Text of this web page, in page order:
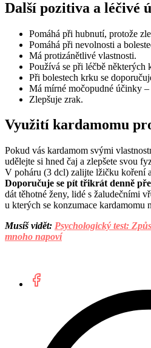
Další pozitiva a léčivé
Pomáhá při hubnutí, protože
Pomáhá při nevolnosti a
Má protizánětlivé vlastnosti.
Používá se při léčbě některých
Při bolestech krku se
Má mírné močopudné účinky
Zlepšuje zrak.
Využití kardamomu
Pokud vás kardamom svými
udělejte si hned čaj a zlepšete svou
V poháru (3 dcl) zalijte lžičku koření
Doporučuje se pít třikrát denně
dát těhotné ženy, lidé s žaludečními
u kterých se konzumace kardamomu
Musíš vidět: Psychologický test:
mnoho napoví